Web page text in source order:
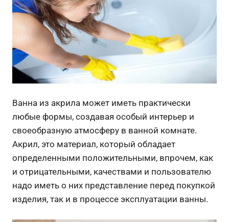
Ванна из акрила может иметь практически
любые формы, создавая особый интерьер и
своеобразную атмосферу в ванной комнате.
Акрил, это материал, который обладает
определенными положительными, впрочем, как
и отрицательными, качествами и пользователю
надо иметь о них представление перед покупкой
изделия, так и в процессе эксплуатации ванны.